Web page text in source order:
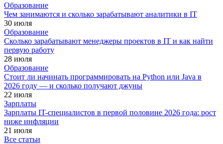
Образование
Чем занимаются и сколько зарабатывают аналитики в IT
30 июля
Образование
Сколько зарабатывают менеджеры проектов в IT и как найти
первую работу
28 июля
Образование
Стоит ли начинать программировать на Python или Java в
2026 году — и сколько получают джуны
22 июля
Зарплаты
Зарплаты IT-специалистов в первой половине 2026 года: рост
ниже инфляции
21 июля
Все статьи